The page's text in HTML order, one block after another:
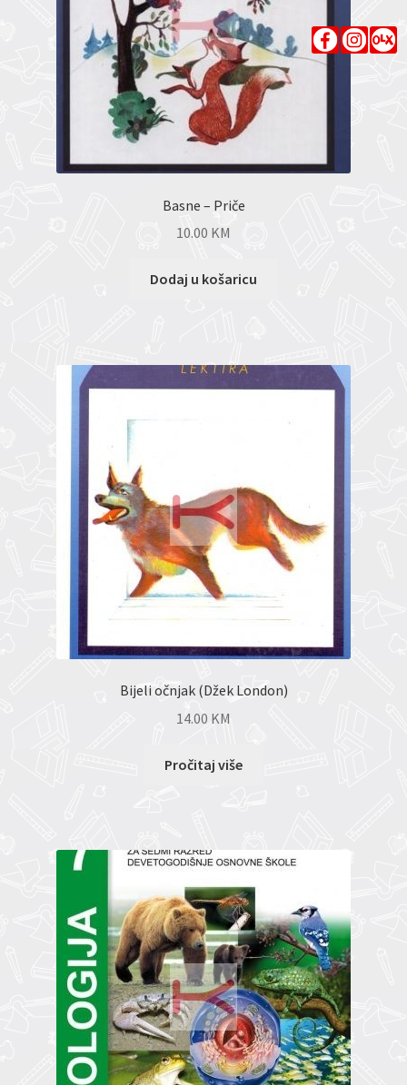
Basne – Priče
10.00 KM
Dodaj u košaricu
Bijeli očnjak (Džek London)
14.00 KM
Pročitaj više